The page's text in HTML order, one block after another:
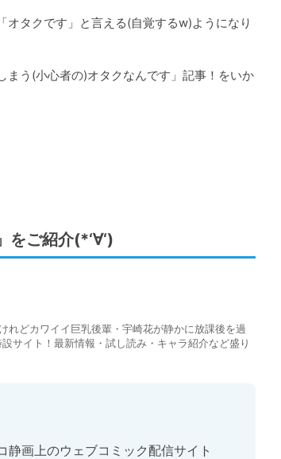
タクです」と言える(自覚するw)ようになり
まう(小心者の)オタクなんです」記事！をいか
をご紹介(*‘∀‘)
れどカワイイ巨乳後輩・宇崎花が静かに放課後を過
サイト！最新情報・試し読み・キャラ紹介など盛り
画上のウェブコミック配信サイト